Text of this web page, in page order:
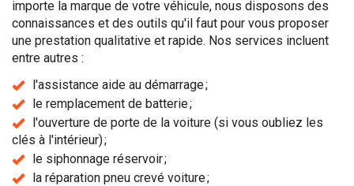
importe la marque de votre véhicule, nous disposons des
connaissances et des outils qu'il faut pour vous proposer
une prestation qualitative et rapide. Nos services incluent
entre autres :
l'assistance aide au démarrage ;
le remplacement de batterie ;
l'ouverture de porte de la voiture (si vous oubliez les
clés à l'intérieur) ;
le siphonnage réservoir ;
la réparation pneu crevé voiture ;